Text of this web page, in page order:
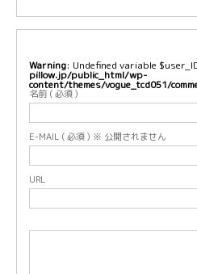
Warning : Undefined variable
pillow.jp/public_html/wp-
content/themes/vogue_tcd051/
名前 ( 必須 )
E-MAIL ( 必須 ) ※ 公開されません
URL